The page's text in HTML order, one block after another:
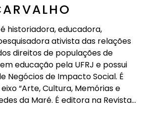
historiadora, educadora,
ativista das relações
direitos de populações de
educação pela UFRJ e possui
Negócios de Impacto Social. É
“Arte, Cultura, Memórias e
da Maré. É editora na Revista…